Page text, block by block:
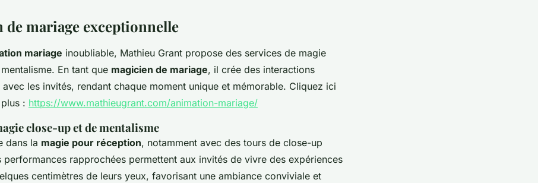
mariage exceptionnelle
mariage inoubliable, Mathieu Grant propose des services de magie
En tant que magicien de mariage, il crée des interactions
avec les invités, rendant chaque moment unique et mémorable. Cliquez ici
: https://www.mathieugrant.com/animation-mariage/
close-up et de mentalisme
dans la magie pour réception, notamment avec des tours de close-up
performances rapprochées permettent aux invités de vivre des expériences
centimètres de leurs yeux, favorisant une ambiance conviviale et